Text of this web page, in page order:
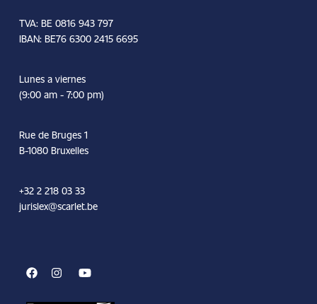
TVA: BE 0816 943 797
IBAN: BE76 6300 2415 6695
Lunes a viernes
(9:00 am - 7:00 pm)
Rue de Bruges 1
B-1080 Bruxelles
+32 2 218 03 33
jurislex@scarlet.be